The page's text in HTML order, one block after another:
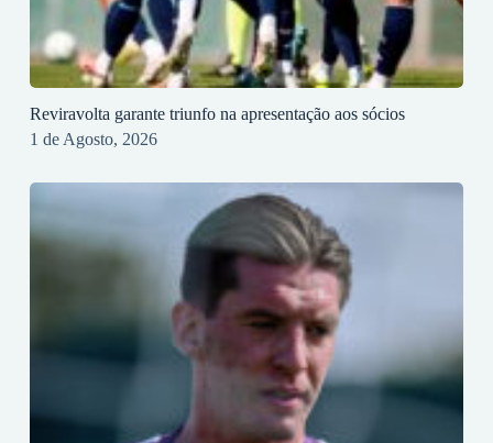
Reviravolta garante triunfo na apresentação aos sócios
1 de Agosto, 2026